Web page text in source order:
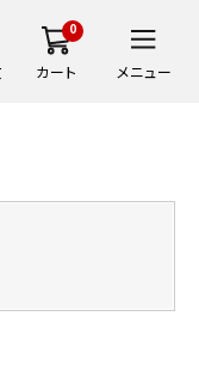
0
カート メニュー